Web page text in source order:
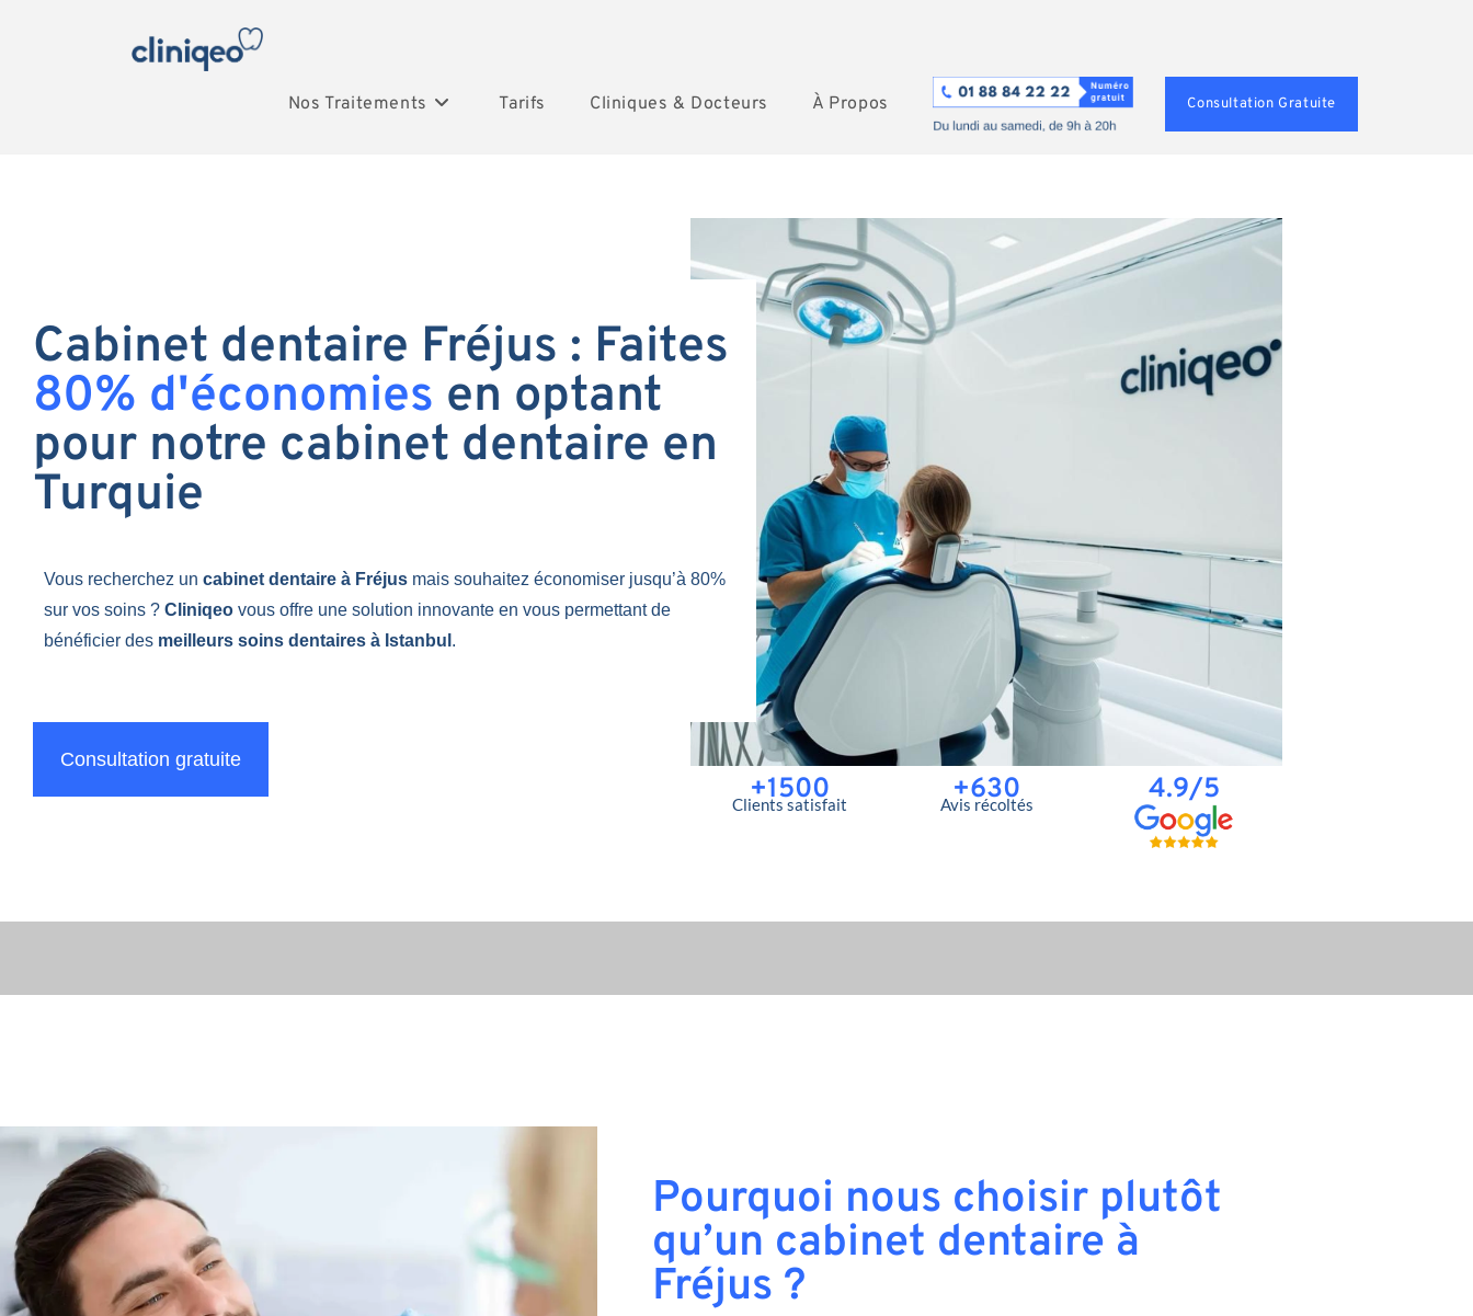
Nos Traitements Tarifs Cliniques & Docteurs À Propos Consultation Gratuite
Cabinet dentaire Fréjus : Faites
80% d'économies en optant
pour notre cabinet dentaire en
Turquie
Vous recherchez un cabinet dentaire à Fréjus mais souhaitez économiser jusqu’à 80%
sur vos soins ? Cliniqeo vous offre une solution innovante en vous permettant de
bénéficier des meilleurs soins dentaires à Istanbul .
Consultation gratuite
+1500
Clients satisfait +630
Avis récoltés 4.9/5
Pourquoi nous choisir plutôt
qu’un cabinet dentaire à
Fréjus ?